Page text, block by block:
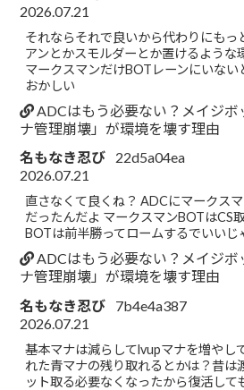
2026.07.21
それならそれで良いから代わりにも
アンとかスモルダーとか置けるような
マークスマンだけBOTレーンにいな
おかしい
ADCはもう必要ない？メイジボ
ナ管理崩壊」が環境を壊す理由
名もなき忍び
22d5a04ea
2026.07.21
直さなくて良くね？ ADCにマークス
だったんだよ マークスマンBOTはCS
BOTは前半勝ってロームするでいいじ
ADCはもう必要ない？メイジボ
ナ管理崩壊」が環境を壊す理由
名もなき忍び
7b4e4a387
2026.07.21
基本マナは減らしてlvupマナを増やし
れた青マナの残り取れるとかは？昔は
ット取る必要なくなったから復活して